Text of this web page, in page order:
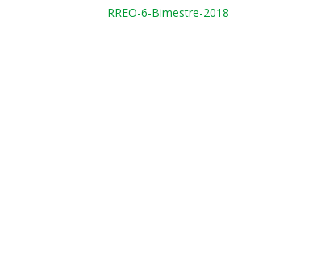
RREO-6-Bimestre-2018